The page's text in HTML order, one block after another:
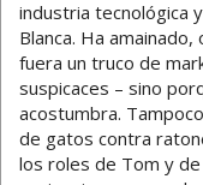
industria tecnológica
Blanca. Ha
fuera un truco de
suspicaces – sino
acostumbra.
de gatos contra
los roles de Tom y